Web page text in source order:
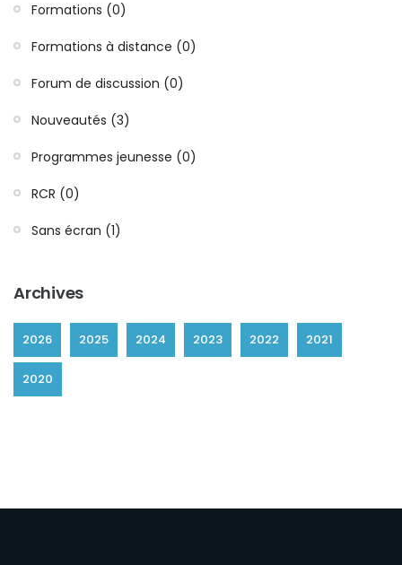
Formations (0)
Formations à distance (0)
Forum de discussion (0)
Nouveautés (3)
Programmes jeunesse (0)
RCR (0)
Sans écran (1)
Archives
2026 2025 2024 2023 2022 2021
2020